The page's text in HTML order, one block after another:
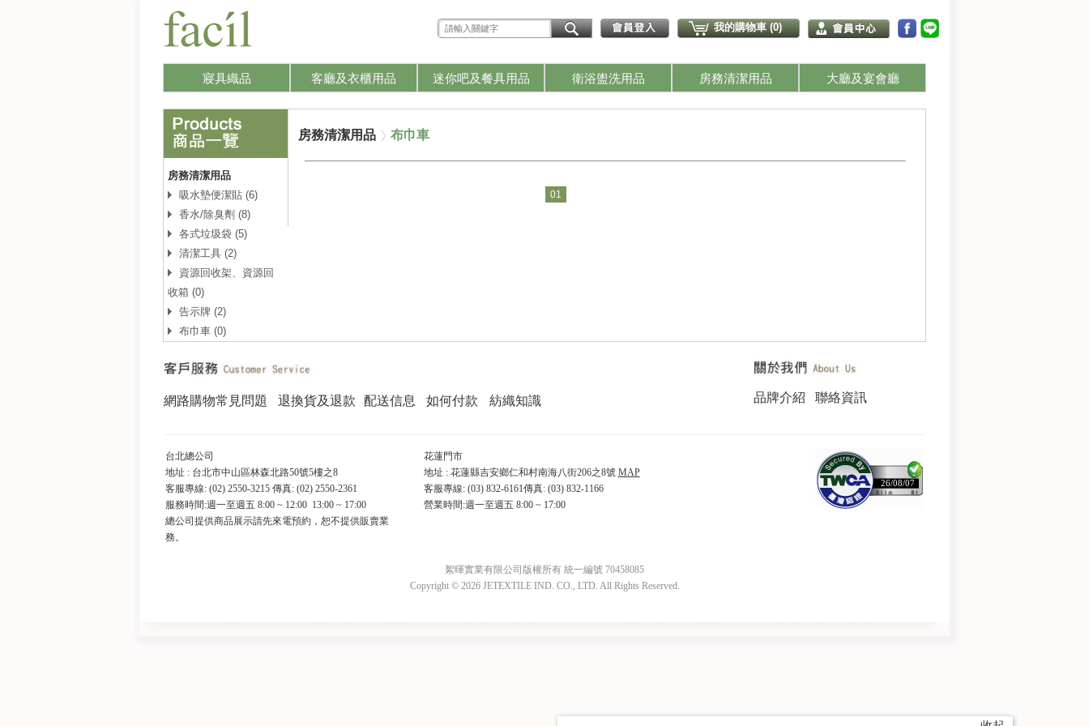
我的購物車 (0)
寢具織品 客廳及衣櫃用品 迷你吧及餐具用品 衛浴盥洗用品 房務清潔用品 大廳及宴會廳
房務清潔用品
吸水墊便潔貼 (6)
香水/除臭劑 (8)
各式垃圾袋 (5)
清潔工具 (2)
資源回收架、資源回
收箱 (0)
告示牌 (2)
布巾車 (0)
房務清潔用品 布巾車
01
網路購物常見問題 退換貨及退款 配送信息 如何付款 紡織知識 品牌介紹 聯絡資訊
台北總公司
地址 : 台北市中山區林森北路50號5樓之8
客服專線: (02) 2550-3215 傳真: (02) 2550-2361
服務時間:週一至週五 8:00 ~ 12:00 13:00 ~ 17:00
總公司提供商品展示請先來電預約，恕不提供販賣業
務。
花蓮門市
地址 : 花蓮縣吉安鄉仁和村南海八街206之8號 MAP
客服專線: (03) 832-6161傳真: (03) 832-1166
營業時間:週一至週五 8:00 ~ 17:00
26/08/07
絮暉實業有限公司版權所有 統一編號 70458085
Copyright © 2026 JETEXTILE IND. CO., LTD. All Rights Reserved.